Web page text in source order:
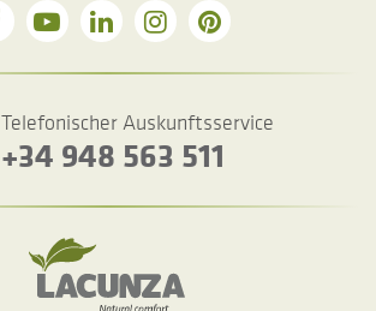
Telefonischer Auskunftsservice
+34 948 563 511